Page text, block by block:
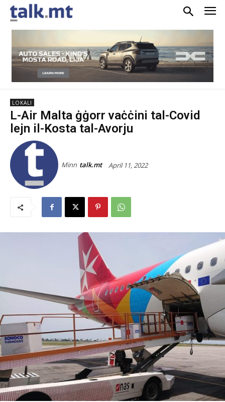
LOKALI
L-Air Malta ġġorr vaċċini tal-Covid
lejn il-Kosta tal-Avorju
Minn talk.mt April 11, 2022